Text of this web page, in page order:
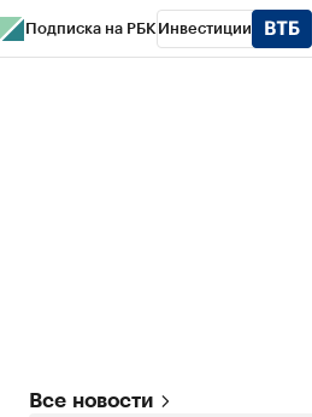
Подписка на РБК Инвестиции
Все новости